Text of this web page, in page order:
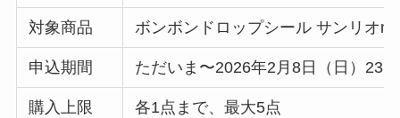
対象商品 ボンボンドロップシール サンリオ
申込期間 ただいま〜2026年2月8日（日）
購入上限 各1点まで、最大5点